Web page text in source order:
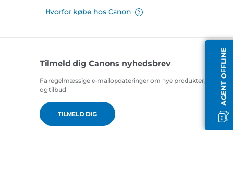
AGENT OFFLINE
Hvorfor købe hos Canon
Tilmeld dig Canons nyhedsbrev
Få regelmæssige e-mailopdateringer om nye produkter, nyttige
og tilbud
TILMELD DIG